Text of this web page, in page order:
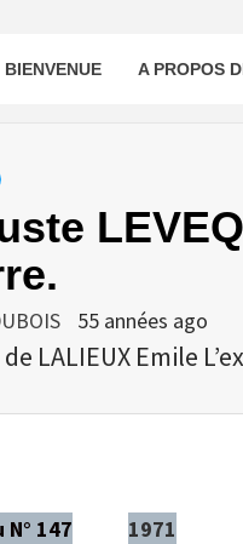
BIENVENUE A PROPOS
55 années ago
LALIEUX Emile
147 1971